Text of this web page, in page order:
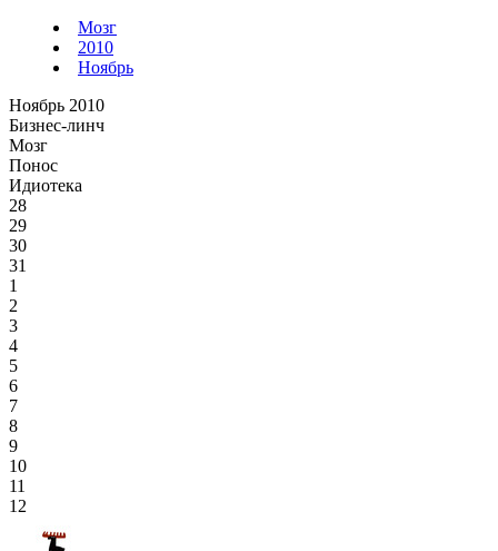
Мозг
2010
Ноябрь
Ноябрь 2010
Бизнес-линч
Мозг
Понос
Идиотека
28
29
30
31
1
2
3
4
5
6
7
8
9
10
11
12